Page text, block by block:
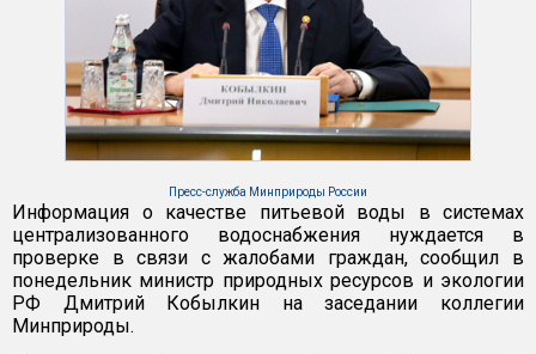
Пресс-служба Минприроды России
Информация о качестве питьевой воды в системах
централизованного водоснабжения нуждается в
проверке в связи с жалобами граждан, сообщил в
понедельник министр природных ресурсов и экологии
РФ Дмитрий Кобылкин на заседании коллегии
Минприроды.